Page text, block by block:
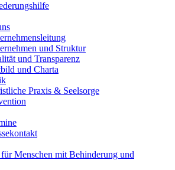
und Struktur
und Transparenz
und Charta
Praxis & Seelsorge
Menschen mit Behinderung und